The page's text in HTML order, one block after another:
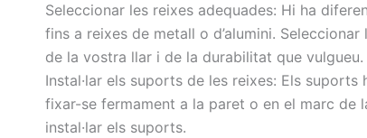
Seleccionar les reixes adequades: Hi ha
fins a reixes de metall o d’alumini.
de la vostra llar i de la durabilitat que vulgueu.
Instal·lar els suports de les reixes: Els
fixar-se fermament a la paret o en el marc de
instal·lar els suports.